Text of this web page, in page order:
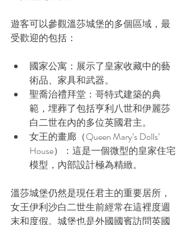
遊客可以參觀溫莎城堡的多個區域，最
受歡迎的包括：
國家公寓：展示了皇家收藏中的藝
術品、家具和武器。
聖喬治禮拜堂：哥特式建築的典
範，埋葬了包括亨利八世和伊麗莎
白二世在內的多位英國君主。
女王的畫廊（Queen Mary’s Dolls’
House）：這是一個微型的皇家住宅
模型，內部設計極為精緻。
溫莎城堡仍然是現任君主的重要居所，
女王伊利沙白二世生前經常在這裡度週
末和度假。城堡也是外國國賓訪問英國